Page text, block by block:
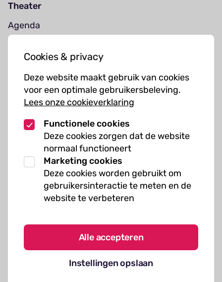
Cookies & privacy
Deze website maakt gebruik van cookies
voor een optimale gebruikersbeleving.
Lees onze cookieverklaring
Functionele cookies
Deze cookies zorgen dat de website
normaal functioneert
Marketing cookies
Deze cookies worden gebruikt om
gebruikersinteractie te meten en de
website te verbeteren
Alle accepteren
Instellingen opslaan
Theater
Agenda
Muziekcursussen
Kunst cursussen
Over ons
Organisatie
Werken bij Kielzog
Veelgestelde vragen
Algemene voorwaarden